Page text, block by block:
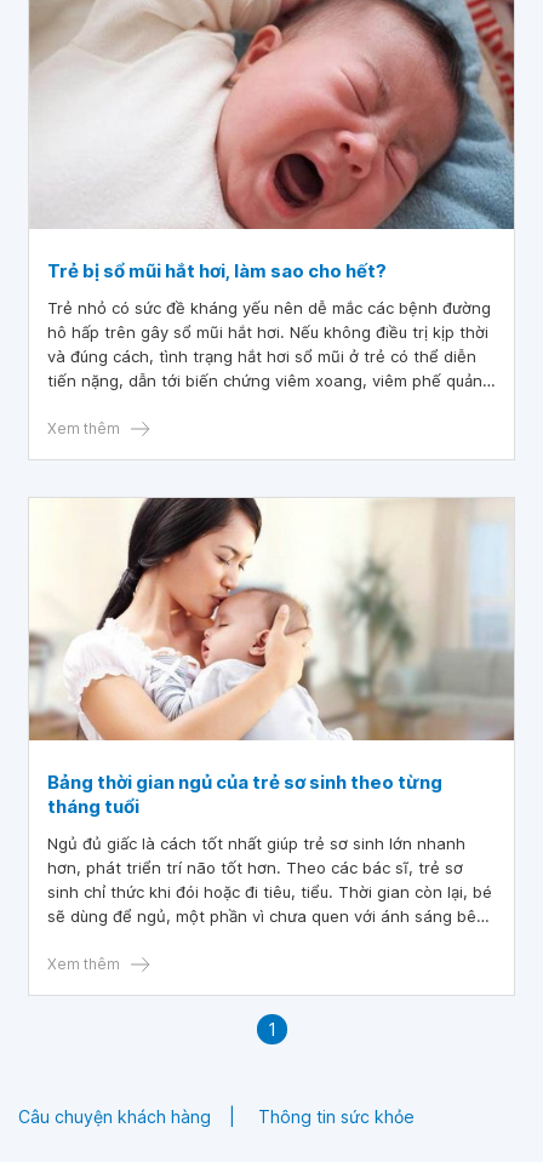
Trẻ bị sổ mũi hắt hơi, làm sao cho hết?
Trẻ nhỏ có sức đề kháng yếu nên dễ mắc các bệnh đường
hô hấp trên gây sổ mũi hắt hơi. Nếu không điều trị kịp thời
và đúng cách, tình trạng hắt hơi sổ mũi ở trẻ có thể diễn
tiến nặng, dẫn tới biến chứng viêm xoang, viêm phế quản
Xem thêm
Bảng thời gian ngủ của trẻ sơ sinh theo từng
tháng tuổi
Ngủ đủ giấc là cách tốt nhất giúp trẻ sơ sinh lớn nhanh
hơn, phát triển trí não tốt hơn. Theo các bác sĩ, trẻ sơ
sinh chỉ thức khi đói hoặc đi tiêu, tiểu. Thời gian còn lại, bé
sẽ dùng để ngủ, một phần vì chưa quen với ánh sáng bên
bụng mẹ.
Xem thêm
1
Câu chuyện khách hàng Thông tin sức khỏe